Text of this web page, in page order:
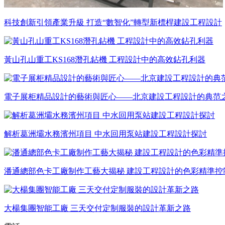
科技創新引領產業升級 打造“數智化”轉型新標桿建設工程設計
黃山孔山重工KS168潛孔鉆機 工程設計中的高效鉆孔利器
電子展柜精品設計的藝術與匠心——北京建設工程設計的典范
解析葛洲壩水務濱州項目 中水回用泵站建設工程設計探討
潘通總部色卡工廠制作工藝大揭秘 建設工程設計的色彩精準控
大楊集團智能工廠 三天交付定制服裝的設計革新之路